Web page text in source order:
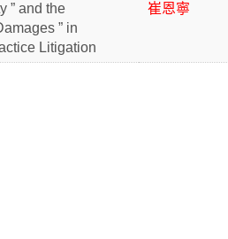
” and the
” in
Litigation
崔恩寧